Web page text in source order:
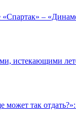
–
истекающими
так